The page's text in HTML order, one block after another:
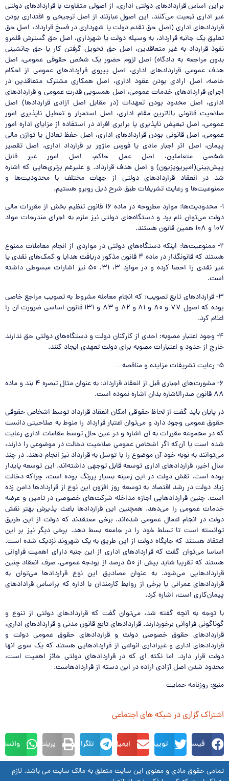
براین اساس قراردادهای دولتی اداری، از اصولی متفاوت با قراردادهای دولتی
غیر اداری تبعیت می‌کنند. این اصول عبارتند از اصل ترجیحی و اقتداری بودن
قراردادهای اداری (اصل حق تقدم دولت یا شهرداری در فسخ قرارداد، اصل حق
تعلیق یک جانبه قرارداد، به وسیله دولت یا شهرداری، اصل حق گسترش قلمرو
نفوذ قرارداد به غیر متعاقدین، اصل حق تحویل گرفتن کار یا حق جانشینی
بدون مراجعه به دادگاه) اصل لزوم حضور یک شخص حقوقی عمومی، اصل
هدف عمومی قراردادهای اداری، اصل پیروی قراردادهای عمومی از احکام
خاصه، اصل ارادی بودن عقود اداری، اصل همکاری مشترک متعاقدین در
اجرای قراردادهای خدمات عمومی، اصل همسویی قدرت عمومی و قراردادهای
اداری، اصل محدود بودن تعهدات (در مقابل اصل آزادی قراردادها) اصل
صلاحیت قانونی بالاترین مقام اداری، اصل استمرار و تعطیل ناپذیری امور
عمومی، اصل تبعیض ناپذیری یا برابری افراد در استفاده از مزایای اداره امور
عمومی، اصل قانونی بودن قراردادهای اداری، اصل حفظ تعادل یا توازن مالی
پیمان، اصل اثر اجبار مادی یا فورس ماژور بر قرارداد اداری، اصل تقصیر
شخصی متعاملین، اصل عمل حاکم، اصل امور غیر قابل
پیش‌بینی(امپریویزیون) و اصل هدف قرارداد. و علیرغم برتری‌هایی که اشاره
شد در انعقاد قراردادهای دولتی از جهات مختلف با محدودیت‌ها و
ممنوعیت‌ها و رعایت تشریفات طبق شرح ذیل روبرو هستیم.
۱- محدودیت‌ها: موارد مطروحه در ماده ۱۶ قانون تنظیم بخش از مقررات مالی
دولت می‌توان نام برد و دستگاه‌های دولتی نیز ملزم به اجرای مندرجات مواد
۱۰۷ و ۱۰۸ همین قانون هستند.
۲- ممنوعیت‌ها: اینکه دستگاه‌های دولتی در مواردی از انجام معاملات ممنوع
هستند که قانونگذار در ماده ۴ قانون مذکور دریافت هدایا و کمک‌های نقدی یا
غیر نقدی را احصا کرده و در موارد ۳، ۳۱، ۵۰ نیز اشارات مبسوطی داشته
است.
۳- قراردادهای تابع تصویب: که انجام معامله مشروط به تصویب مراجع خاصی
بوده که اصول ۷۷ و ۸۰ و ۸۱ و ۸۲ و ۸۳ و ۱۳۱ قانون اساسی ضرورت آن را
اعلام کرد.
۴- وجود اعتبار مصوبه: احدی از کارکنان دولت و دستگاه‌های دولتی حق ندارند
خارج از حدود و اعتبارات مصوبه برای دولت تعهدی ایجاد کنند.
۵- رعایت تشریفات مزایده و مناقصه…
۶- مشورت‌های اجباری قبل از انعقاد قرارداد: به عنوان مثال تبصره ۴ بند و ماده
۸۸ قانون صدرالاشاره بدان اشاره نموده است.
در پایان باید گفت از لحاظ حقوقی امکان انعقاد قرارداد توسط اشخاص حقوقی
حقوق عمومی وجود دارد و می‌توان اعتبار قرارداد را منوط به صلاحیتی دانست
که در مجموعه مقررات به آن اشاره و در عین حال توسط مقامات اداری رعایت
شده است یا آن‌که اگر اشخاص عمومی صلاحیت دخالت در موضوعی را دارند،
می‌توانند به نوبه خود آن موضوع را با توسل به قرارداد نیز انجام دهند. در چند
سال اخیر، قراردادهای اداری توسعه قابل توجهی داشته‌اند. این توسعه پایدار
بوده است. نقش دولت در این زمینه بسیار پررنگ بوده است، چراکه دخالت
زیاد دولت در رشد اقتصاد به توسعه روز افزون این نوع از قراردادها دامن زده
است. چنین قراردادهایی اجازه مداخله شرکت‌های خصوصی در تامین و عرضه
خدمات عمومی را می‌دهد. همچنین این قراردادها باعث پذیرش بهتر نقش
دولت در انجام اعمال عمومی شده‌اند. برخی معتقدند که دولت از این طریق
توانسته است تا تسلط خود را در جامعه بسط دهد. برخی دیگر نیز بر این
اعتقاد هستند که جایگاه دولت از این طریق به یک شهروند نزدیک شده است.
اساسا می‌توان گفت که قراردادهای اداری از این جنبه دارای اهمیت فراوانی
هستند که تقریبا شاید بیش از ۵۰ درصد از بودجه عمومی، صرف انعقاد چنین
قراردادهایی می‌شود. به عنوان مصادیق این نوع قراردادها می‌توان به
قراردادهای عمرانی یا برخی از روابط کارمندان با اداره که براساس قرادادهای
پیمان‌کاری است، اشاره کرد.
با توجه به آنچه گفته شد، می‌توان گفت که قراردادهای دولتی از تنوع و
گوناگونی فراوانی برخوردارند. قراردادهای تابع قانون مدنی و قراردادهای اداری،
قراردادهای حقوق خصوصی دولت و قراردادهای حقوق عمومی دولت و
قراردادهای اداری و غیراداری انواعی از قراردادهایی هستند که یک سوی آنها
دولت قرار دارد. اما نکته ای که در قراردادهای دولتی حائز اهمیت است،
محدود شدن اصل آزادی اراده در این دسته از قراردادهاست.
منبع: روزنامه حمایت
اشتراک گزاری در شبکه های اجتماعی
فیسبوک توییتر ایمیل تلگرام پرینت
تمامی حقوق مادی و معنوی این سایت متعلق به مالک سایت می باشد. لازم